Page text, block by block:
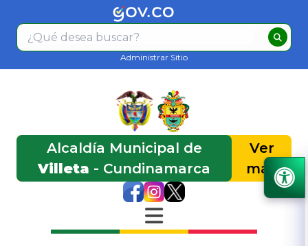
Administrar Sitio
Alcaldía Municipal de
Villeta - Cundinamarca
Ver
más